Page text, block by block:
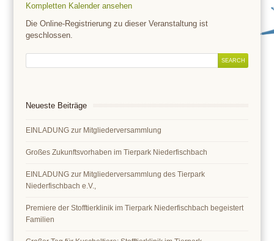
Kompletten Kalender ansehen
Die Online-Registrierung zu dieser Veranstaltung ist
geschlossen.
Neueste Beiträge
EINLADUNG zur Mitgliederversammlung
Großes Zukunftsvorhaben im Tierpark Niederfischbach
EINLADUNG zur Mitgliederversammlung des Tierpark
Niederfischbach e.V.,
Premiere der Stofftierklinik im Tierpark Niederfischbach begeistert
Familien